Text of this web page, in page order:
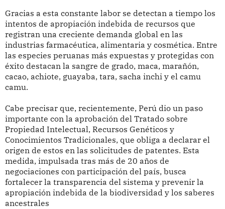
Gracias a esta constante labor se detectan a tiempo los
intentos de apropiación indebida de recursos que
registran una creciente demanda global en las
industrias farmacéutica, alimentaria y cosmética. Entre
las especies peruanas más expuestas y protegidas con
éxito destacan la sangre de grado, maca, marañón,
cacao, achiote, guayaba, tara, sacha inchi y el camu
camu.
Cabe precisar que, recientemente, Perú dio un paso
importante con la aprobación del Tratado sobre
Propiedad Intelectual, Recursos Genéticos y
Conocimientos Tradicionales, que obliga a declarar el
origen de estos en las solicitudes de patentes. Esta
medida, impulsada tras más de 20 años de
negociaciones con participación del país, busca
fortalecer la transparencia del sistema y prevenir la
apropiación indebida de la biodiversidad y los saberes
ancestrales